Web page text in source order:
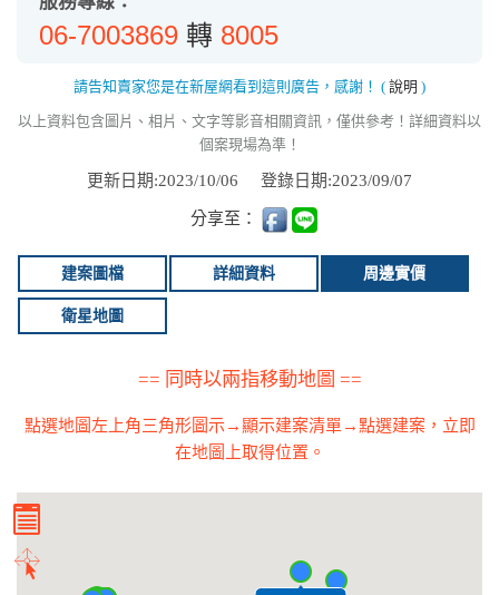
06-7003869 轉 8005
請告知賣家您是在新屋網看到這則廣告，感謝！ ( 說明 )
以上資料包含圖片、相片、文字等影音相關資訊，僅供參考！詳細資料以
個案現場為準！
更新日期:2023/10/06 登錄日期:2023/09/07
分享至：
建案圖檔 詳細資料 周邊實價
衛星地圖
== 同時以兩指移動地圖 ==
點選地圖左上角三角形圖示→顯示建案清單→點選建案，立即
在地圖上取得位置。